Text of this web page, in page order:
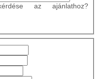
az ajánlathoz?